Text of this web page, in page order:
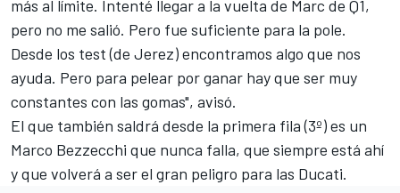
más al límite. Intenté llegar a la vuelta de Marc de Q1,
pero no me salió. Pero fue suficiente para la pole.
Desde los test (de Jerez) encontramos algo que nos
ayuda. Pero para pelear por ganar hay que ser muy
constantes con las gomas", avisó.
El que también saldrá desde la primera fila (3º) es un
Marco Bezzecchi que nunca falla, que siempre está ahí
y que volverá a ser el gran peligro para las Ducati.